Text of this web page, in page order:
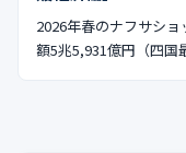
2026年春のナフサシ
額5兆5,931億円（四